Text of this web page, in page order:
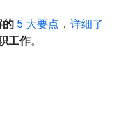
的 5 大要点 ， 详细了
工作。